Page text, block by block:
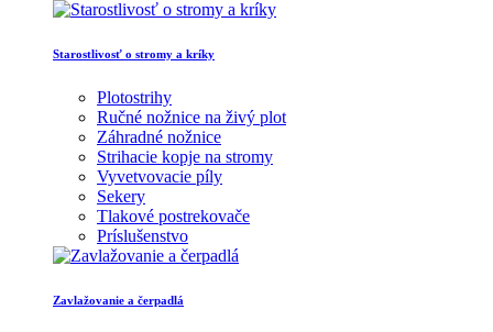
Starostlivosť o stromy a kríky
Plotostrihy
Ručné nožnice na živý plot
Záhradné nožnice
Strihacie kopje na stromy
Vyvetvovacie píly
Sekery
Tlakové postrekovače
Príslušenstvo
Zavlažovanie a čerpadlá